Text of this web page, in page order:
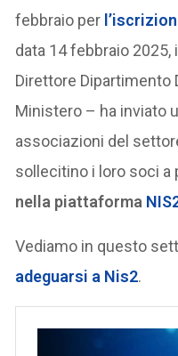
febbraio per
data 14 febbraio
Direttore Dipartimento
Ministero – ha inviato
associazioni del
sollecitino i loro soci a
nella piattaforma
Vediamo in questo
adeguarsi a Nis2.